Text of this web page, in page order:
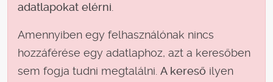
adatlapokat elérni
Amennyiben egy felhasználónak nincs
hozzáférése egy adatlaphoz, azt a keresőben
sem fogja tudni megtalálni. A kereső ilyen